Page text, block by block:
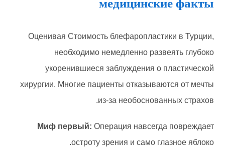
медицинские факты
Оценивая Стоимость блефаропластики в Турции,
необходимо немедленно развеять глубоко
укоренившиеся заблуждения о пластической
хирургии. Многие пациенты отказываются от мечты
из-за необоснованных страхов.
Миф первый:Операция навсегда повреждает
остроту зрения и само глазное яблоко.